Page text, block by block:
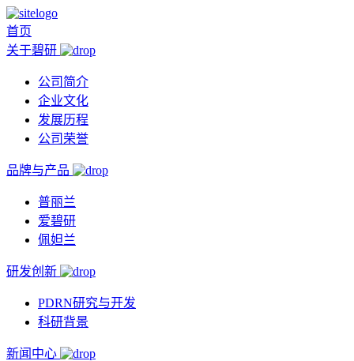
首页
关于碧研
公司简介
企业文化
发展历程
公司荣誉
品牌与产品
普丽兰
爱碧研
佩妲兰
研发创新
PDRN研究与开发
科研背景
新闻中心